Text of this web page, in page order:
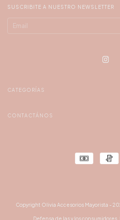
SUSCRIBITE A NUESTRO NEWSLETTER
CATEGORÍAS
CONTACTÁNOS
Copyright Olivia Accesorios Mayorista -
Defensa de las y los consumidores.